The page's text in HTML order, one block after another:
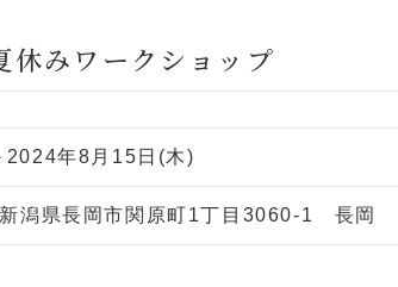
みワークショップ
年8月15日(木)
潟県長岡市関原町1丁目3060-1 長岡